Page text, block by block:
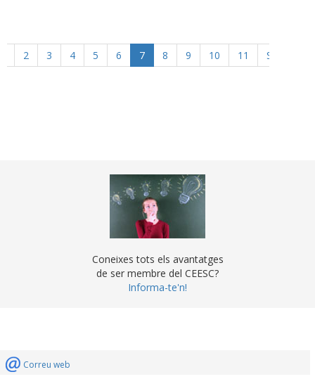
2 3 4 5 6 7 8 9 10 11 Següent
Coneixes tots els avantatges
de ser membre del CEESC?
Informa-te'n!
Correu web